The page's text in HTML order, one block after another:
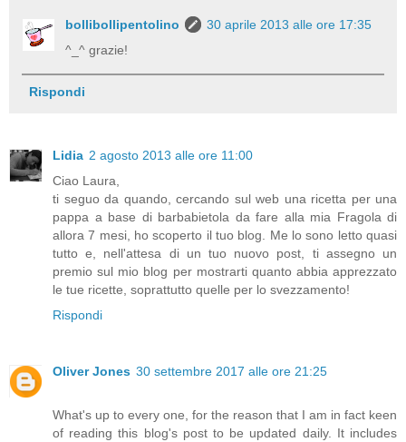
bollibollipentolino
30 aprile 2013 alle ore 17:35
^_^ grazie!
Rispondi
Lidia 2 agosto 2013 alle ore 11:00
Ciao Laura,
ti seguo da quando, cercando sul web una ricetta per una
pappa a base di barbabietola da fare alla mia Fragola di
allora 7 mesi, ho scoperto il tuo blog. Me lo sono letto quasi
tutto e, nell'attesa di un tuo nuovo post, ti assegno un
premio sul mio blog per mostrarti quanto abbia apprezzato
le tue ricette, soprattutto quelle per lo svezzamento!
Rispondi
Oliver Jones 30 settembre 2017 alle ore 21:25
What's up to every one, for the reason that I am in fact keen
of reading this blog's post to be updated daily. It includes